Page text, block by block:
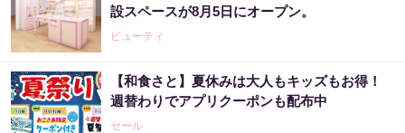
設スペースが8月5日にオープン。
ビューティ
【和食さと】夏休みは大人もキッズもお得！
週替わりでアプリクーポンも配布中
セール